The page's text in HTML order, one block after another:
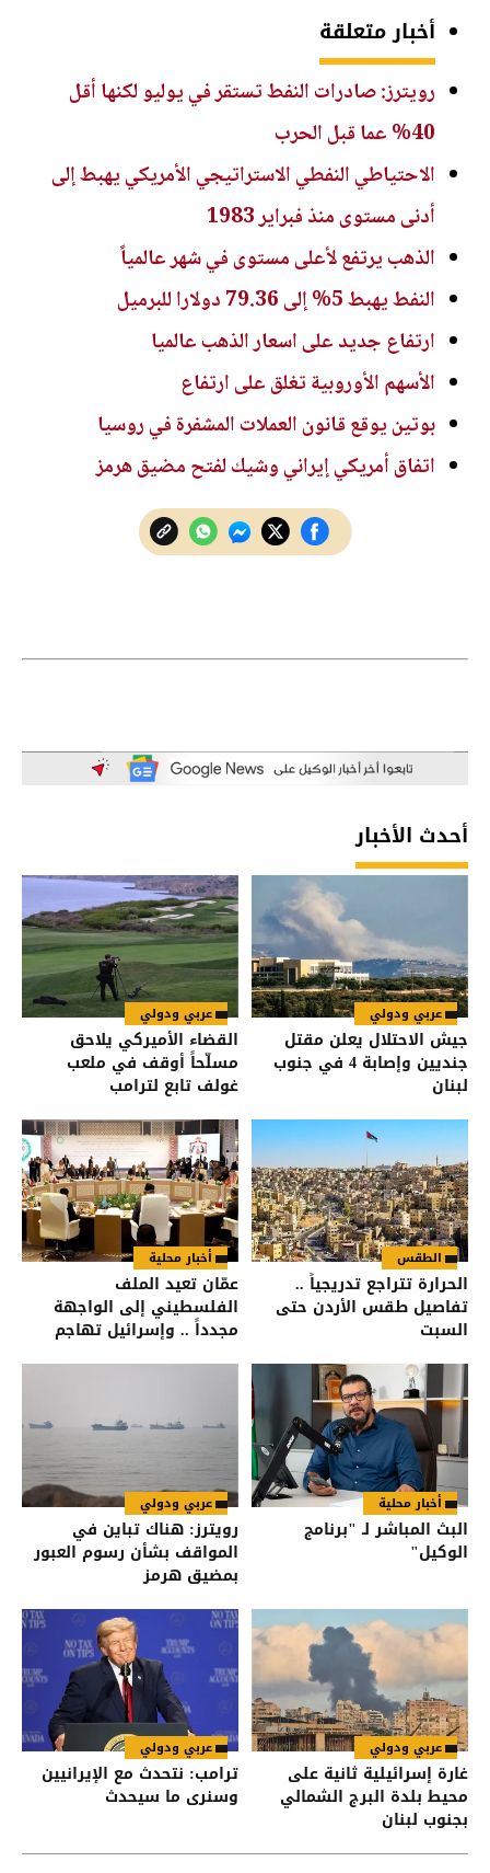
أخبار متعلقة
رويترز: صادرات النفط تستقر في يوليو لكنها أقل
40% عما قبل الحرب
الاحتياطي النفطي الاستراتيجي الأمريكي يهبط إلى
أدنى مستوى منذ فبراير 1983
الذهب يرتفع لأعلى مستوى في شهر عالمياً
النفط يهبط 5% إلى 79.36 دولارا للبرميل
ارتفاع جديد على اسعار الذهب عالميا
الأسهم الأوروبية تغلق على ارتفاع
بوتين يوقع قانون العملات المشفرة في روسيا
اتفاق أمريكي إيراني وشيك لفتح مضيق هرمز
أحدث الأخبار
عربي ودولي
جيش الاحتلال يعلن مقتل
جنديين وإصابة 4 في جنوب
لبنان
عربي ودولي
القضاء الأميركي يلاحق
مسلّحاً أوقف في ملعب
غولف تابع لترامب
الطقس
الحرارة تتراجع تدريجياً ..
تفاصيل طقس الأردن حتى
السبت
أخبار محلية
عمّان تعيد الملف
الفلسطيني إلى الواجهة
مجدداً .. وإسرائيل تهاجم
أخبار محلية
البث المباشر لـ "برنامج
الوكيل"
عربي ودولي
رويترز: هناك تباين في
المواقف بشأن رسوم العبور
بمضيق هرمز
عربي ودولي
غارة إسرائيلية ثانية على
محيط بلدة البرج الشمالي
بجنوب لبنان
عربي ودولي
ترامب: نتحدث مع الإيرانيين
وسنرى ما سيحدث